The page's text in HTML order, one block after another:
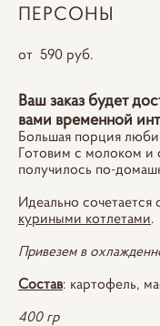
ПЕРСОНЫ
от 590 pуб.
Ваш заказ будет
вами временной
Большая порция
Готовим с молоком и
получилось по-
Идеально сочетается
куриными котлетами.
Привезем в
Состав: картофель,
400 гр